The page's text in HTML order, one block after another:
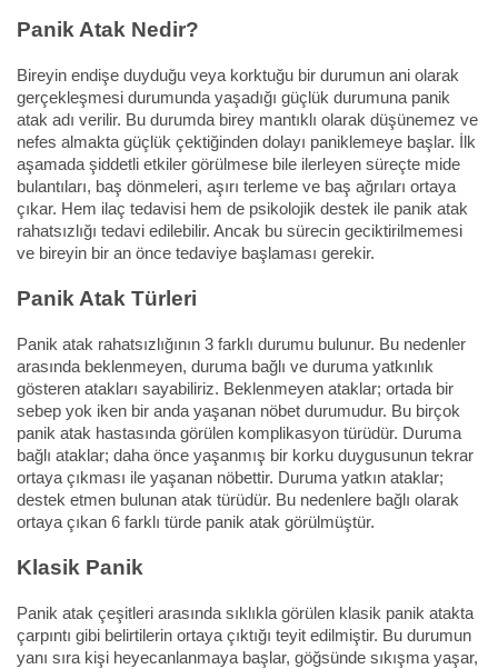
Panik Atak Nedir?
Bireyin endişe duyduğu veya korktuğu bir durumun ani olarak
gerçekleşmesi durumunda yaşadığı güçlük durumuna panik
atak adı verilir. Bu durumda birey mantıklı olarak düşünemez ve
nefes almakta güçlük çektiğinden dolayı paniklemeye başlar. İlk
aşamada şiddetli etkiler görülmese bile ilerleyen süreçte mide
bulantıları, baş dönmeleri, aşırı terleme ve baş ağrıları ortaya
çıkar. Hem ilaç tedavisi hem de psikolojik destek ile panik atak
rahatsızlığı tedavi edilebilir. Ancak bu sürecin geciktirilmemesi
ve bireyin bir an önce tedaviye başlaması gerekir.
Panik Atak Türleri
Panik atak rahatsızlığının 3 farklı durumu bulunur. Bu nedenler
arasında beklenmeyen, duruma bağlı ve duruma yatkınlık
gösteren atakları sayabiliriz. Beklenmeyen ataklar; ortada bir
sebep yok iken bir anda yaşanan nöbet durumudur. Bu birçok
panik atak hastasında görülen komplikasyon türüdür. Duruma
bağlı ataklar; daha önce yaşanmış bir korku duygusunun tekrar
ortaya çıkması ile yaşanan nöbettir. Duruma yatkın ataklar;
destek etmen bulunan atak türüdür. Bu nedenlere bağlı olarak
ortaya çıkan 6 farklı türde panik atak görülmüştür.
Klasik Panik
Panik atak çeşitleri arasında sıklıkla görülen klasik panik atakta
çarpıntı gibi belirtilerin ortaya çıktığı teyit edilmiştir. Bu durumun
yanı sıra kişi heyecanlanmaya başlar, göğsünde sıkışma yaşar,